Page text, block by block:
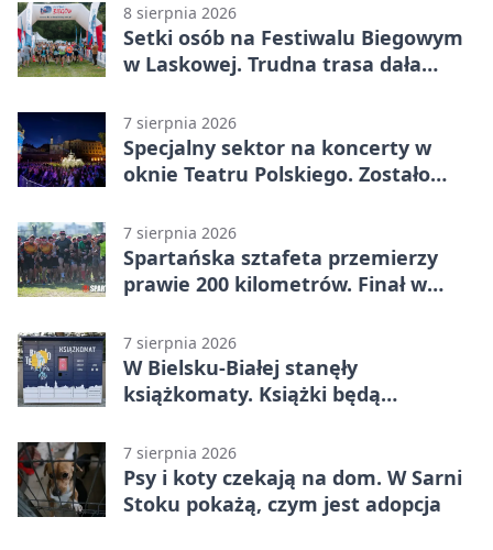
8 sierpnia 2026
Setki osób na Festiwalu Biegowym
w Laskowej. Trudna trasa dała
7 sierpnia 2026
Specjalny sektor na koncerty w
oknie Teatru Polskiego. Zostało
7 sierpnia 2026
Spartańska sztafeta przemierzy
prawie 200 kilometrów. Finał w
7 sierpnia 2026
W Bielsku-Białej stanęły
książkomaty. Książki będą
7 sierpnia 2026
Psy i koty czekają na dom. W Sarni
Stoku pokażą, czym jest adopcja